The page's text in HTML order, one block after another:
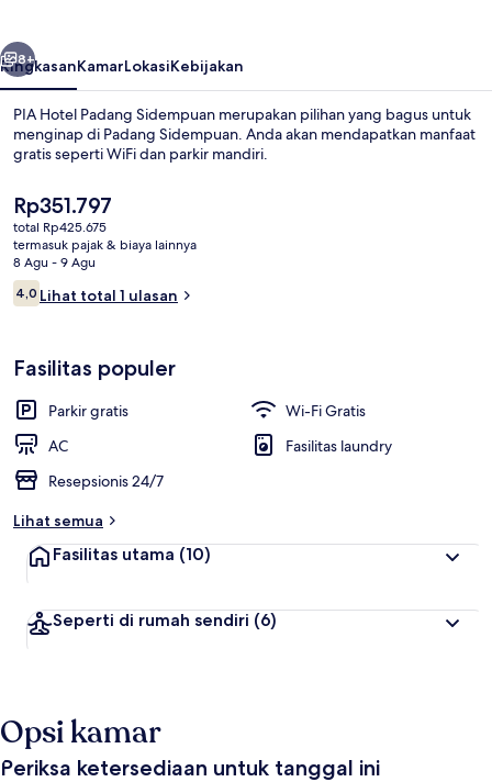
Berikutnya
8+
RingkasanKamarLokasiKebijakan
PIA Hotel Padang Sidempuan merupakan pilihan yang bagus untuk
menginap di Padang Sidempuan. Anda akan mendapatkan manfaat
gratis seperti WiFi dan parkir mandiri.
Harga
saat
ini
Rp351.797
Rp351.797
total Rp425.675
termasuk pajak & biaya lainnya
8 Agu - 9 Agu
Ulasan
4,04,0 dari 10
Lihat total 1 ulasan
Fasilitas populer
Parkir gratis
Wi-Fi Gratis
AC
Fasilitas laundry
Resepsionis 24/7
Lihat semua
Fasilitas utama (10)
Seperti di rumah sendiri (6)
Opsi kamar
Periksa ketersediaan untuk tanggal ini